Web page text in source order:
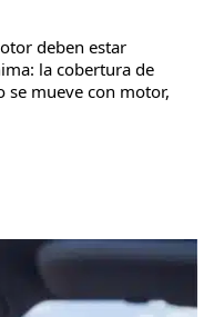
deben estar
la cobertura de
mueve con motor,